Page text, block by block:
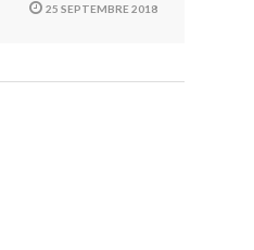
25 SEPTEMBRE 2018